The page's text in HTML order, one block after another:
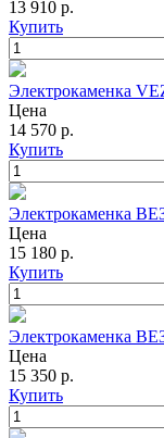
13 910 р.
Купить
Электрокаменка
Цена
14 570 р.
Купить
Электрокаменка
Цена
15 180 р.
Купить
Электрокаменка
Цена
15 350 р.
Купить